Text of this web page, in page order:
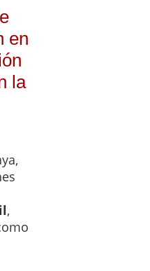
en
la
,